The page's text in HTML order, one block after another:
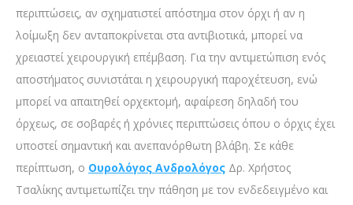
περιπτώσεις, αν σχηματιστεί απόστημα στον όρχι ή αν η
λοίμωξη δεν ανταποκρίνεται στα αντιβιοτικά, μπορεί να
χρειαστεί χειρουργική επέμβαση. Για την αντιμετώπιση ενός
αποστήματος συνιστάται η χειρουργική παροχέτευση, ενώ
μπορεί να απαιτηθεί ορχεκτομή, αφαίρεση δηλαδή του
όρχεως, σε σοβαρές ή χρόνιες περιπτώσεις όπου ο όρχις έχει
υποστεί σημαντική και ανεπανόρθωτη βλάβη. Σε κάθε
περίπτωση, ο Ουρολόγος Ανδρολόγος Δρ. Χρήστος
Τσαλίκης αντιμετωπίζει την πάθηση με τον ενδεδειγμένο και